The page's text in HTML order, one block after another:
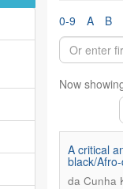
0-9 A B
Now
A critical
black/
da Cunha